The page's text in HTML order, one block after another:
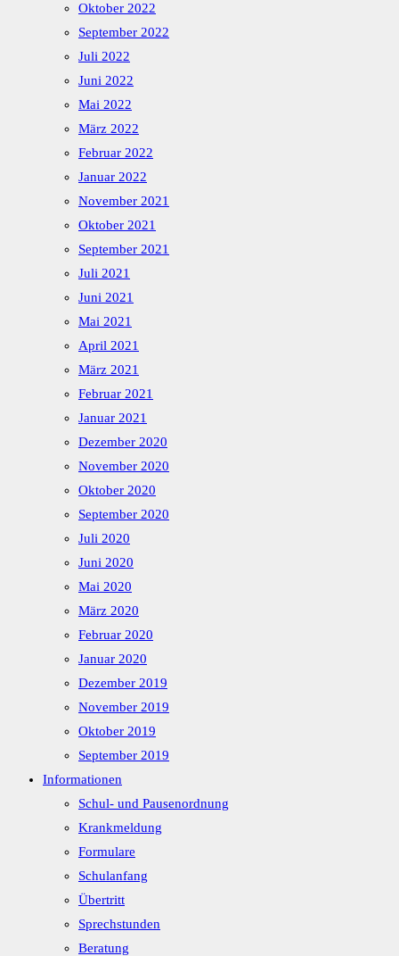
Oktober 2022
September 2022
Juli 2022
Juni 2022
Mai 2022
März 2022
Februar 2022
Januar 2022
November 2021
Oktober 2021
September 2021
Juli 2021
Juni 2021
Mai 2021
April 2021
März 2021
Februar 2021
Januar 2021
Dezember 2020
November 2020
Oktober 2020
September 2020
Juli 2020
Juni 2020
Mai 2020
März 2020
Februar 2020
Januar 2020
Dezember 2019
November 2019
Oktober 2019
September 2019
Informationen
Schul- und Pausenordnung
Krankmeldung
Formulare
Schulanfang
Übertritt
Sprechstunden
Beratung